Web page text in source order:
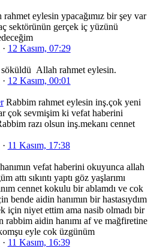
eylesin ypacağımız bir şey var
sektörünün gerçek iç yüzünü
· 12 Kasım, 07:29
Allah rahmet eylesin.
· 12 Kasım, 00:01
Rabbim rahmet eylesin inş.çok yeni
çok sevmişim ki vefat haberini
razı olsun inş.mekanı cennet
· 11 Kasım, 17:38
vefat haberini okuyunca allah
attı sıkıntı yaptı göz yaşlarımı
cennet kokulu bir ablamdı ve cok
bende aidin hanımın bir hastasıydım
için niyet ettim ama nasib olmadı bir
rabbim aidin hanımı af ve mağfiretine
eyle cok üzgünüm
· 11 Kasım, 16:39